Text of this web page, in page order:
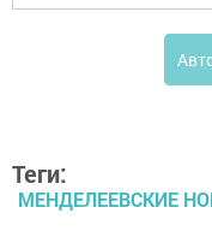
Теги:
МЕНДЕЛЕЕВСКИЕ